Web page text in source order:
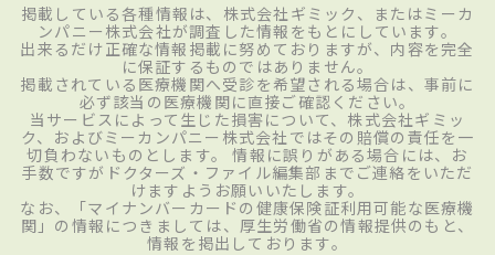
掲載している各種情報は、株式会社ギミック、またはミーカ
ンパニー株式会社が調査した情報をもとにしています。
出来るだけ正確な情報掲載に努めておりますが、内容を完全
に保証するものではありません。
掲載されている医療機関へ受診を希望される場合は、事前に
必ず該当の医療機関に直接ご確認ください。
当サービスによって生じた損害について、株式会社ギミッ
ク、およびミーカンパニー株式会社ではその賠償の責任を一
切負わないものとします。 情報に誤りがある場合には、お
手数ですがドクターズ・ファイル編集部までご連絡をいただ
けますようお願いいたします。
なお、「マイナンバーカードの健康保険証利用可能な医療機
関」の情報につきましては、厚生労働省の情報提供のもと、
情報を掲出しております。